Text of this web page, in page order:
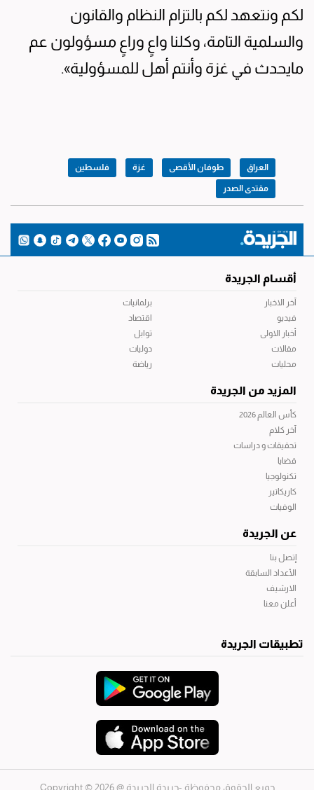
لكم ونتعهد لكم بالتزام النظام والقانون
والسلمية التامة، وكلنا واعٍ وراعٍ مسؤولون عم
مايحدث في غزة وأنتم أهل للمسؤولية».
العراق طوفان الأقصى غزة فلسطين
مقتدى الصدر
أقسام الجريدة
آخر الاخبار
فيديو
أخبار الاولى
مقالات
محليات
برلمانيات
اقتصاد
توابل
دوليات
رياضة
المزيد من الجريدة
كأس العالم 2026
آخر كلام
تحقيقات و دراسات
قضايا
تكنولوجيا
كاريكاتير
الوفيات
عن الجريدة
إتصل بنا
الأعداد السابقة
الارشيف
أعلن معنا
تطبيقات الجريدة
جميع الحقوق محفوظة -جريدة الجريدة@ 2026 © Copyright